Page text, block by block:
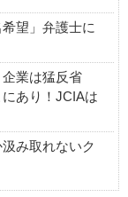
望」弁護士に
業は猛反省
あり！JCIAは
み取れないク